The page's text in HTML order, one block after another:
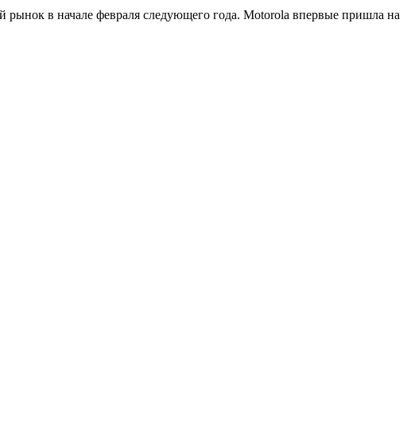
рынок в начале февраля следующего года. Motorola впервые пришла на